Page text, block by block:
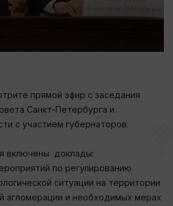
прямой эфир с заседания
Санкт-Петербурга и
с участием губернаторов.
включены доклады:
по регулированию
ситуации на территории
агломерации и необходимых мерах